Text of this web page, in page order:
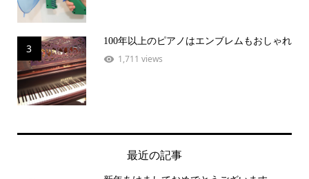
3
100年以上のピアノはエンブレムもおしゃれ
1,711 views
最近の記事